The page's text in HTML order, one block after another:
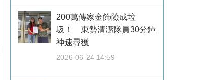
200萬傳家金飾險成垃
圾！ 東勢清潔隊員30分鐘
神速尋獲
2026-06-24 14:59